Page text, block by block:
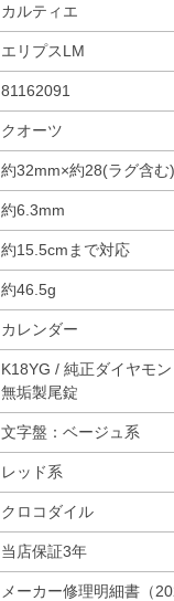
カルティエ
エリプスLM
81162091
クオーツ
約32mm×約28(ラグ含む
約6.3mm
約15.5cmまで対応
約46.5g
カレンダー
K18YG / 純正ダイヤモ
無垢製尾錠
文字盤：ベージュ系
レッド系
クロコダイル
当店保証3年
メーカー修理明細書（